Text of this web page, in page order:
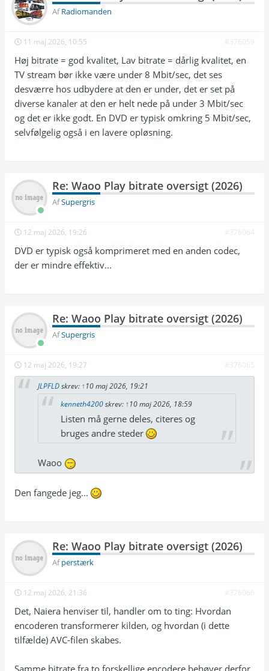
|  ~7.5 | EC-3 ~260k             |
| France24                 |  1280×720p |  50
| Folketinget              |  1280×720p |  50
| SVT1                     |  1280×720p |  50
|  ~4.9 | EC-3 ~260k             |
| NRK1                     |  1280×720p |  50
|  ~4.4 | EC-3 ~260k             |
| TV4                      |  1280×720p |  50
|  ~4.7 | EC-3 ~260k             |
| TV2 Norge                |  1280×720p |  50
|  ~4.8 | AAC ~134k              |
|  ~4.8 | EC-3 ~260k             |
| RTL HD                   | 1920×1080p |  50
|  ~6.7 | EC-3 ~260k             |
| ProSieben HD             | 1920×1080p |  50
| Uptown Dansk Musik       | 1920×1080p |  50
|  ~6.9 | EC-3 ~260k             |
| Uptown Classic           | 1920×1080p |  50
|  ~7.7 | EC-3 ~260k             |
|  ~6.9 | EC-3 ~260k             |
| See                      | 1920×1080p |  50
AfRadiomanden
11 maj 2026, 10:55 #376059
Høj bitrate = god kvalitet, Lav bitrate = dårlig kvalitet, en
TV stream bør ikke være under 8 Mbit/sec, det ses
desværre hos udbydere at den er under, det er set på
diverse kanaler at den er helt nede på under 3 Mbit/sec
og det er ikke godt. En DVD er typisk omkring 5 Mbit/sec,
selvfølgelig også i en lavere opløsning.
Re: Waoo Play bitrate oversigt (2026)
AfSupergris
12 maj 2026, 19:26 #376064
DVD er typisk også komprimeret med en anden codec,
der er mindre effektiv...
Re: Waoo Play bitrate oversigt (2026)
AfSupergris
12 maj 2026, 19:27 #376065
JLPFLDskrev: ↑10 maj 2026, 19:21
kenneth4200skrev: ↑10 maj 2026, 18:59
Listen må gerne deles, citeres og
bruges andre steder
Waoo
Den fangede jeg...
Re: Waoo Play bitrate oversigt (2026)
Afperstærk
12 maj 2026, 21:36 #376066
Det, Naiera henviser til, handler om to ting: Hvordan
encoderen transformerer kilden, og hvordan (i dette
tilfælde) AVC-filen skabes.
Samme bitrate fra to forskellige encodere behøver derfor